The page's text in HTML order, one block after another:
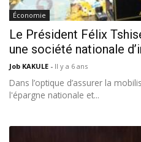
Économie
Le Président Félix
une société nationale
Job KAKULE - Il y a 6 ans
Dans l’optique d’assurer la
l'épargne nationale et...